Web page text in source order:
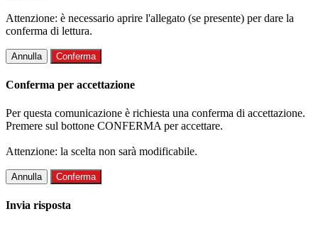
Attenzione: è necessario aprire l'allegato (se presente) per dare la
conferma di lettura.
Annulla Conferma
Conferma per accettazione
Per questa comunicazione è richiesta una conferma di accettazione.
Premere sul bottone CONFERMA per accettare.
Attenzione: la scelta non sarà modificabile.
Annulla Conferma
Invia risposta